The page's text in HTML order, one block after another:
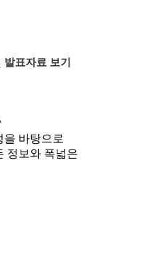
발표자료 보기
을 바탕으로
정보와 폭넓은